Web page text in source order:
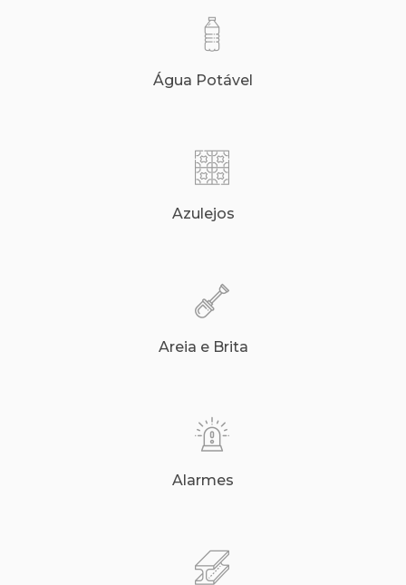
Água Potável
Azulejos
Areia e Brita
Alarmes